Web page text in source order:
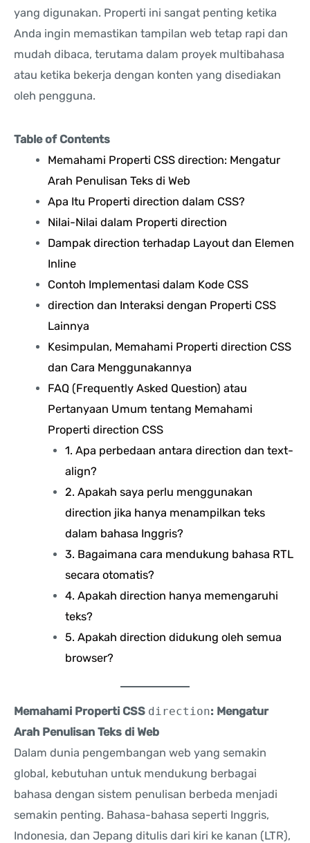
yang digunakan. Properti ini sangat penting ketika
Anda ingin memastikan tampilan web tetap rapi dan
mudah dibaca, terutama dalam proyek multibahasa
atau ketika bekerja dengan konten yang disediakan
oleh pengguna.
Table of Contents
Memahami Properti CSS direction: Mengatur
Arah Penulisan Teks di Web
Apa Itu Properti direction dalam CSS?
Nilai-Nilai dalam Properti direction
Dampak direction terhadap Layout dan Elemen
Inline
Contoh Implementasi dalam Kode CSS
direction dan Interaksi dengan Properti CSS
Lainnya
Kesimpulan, Memahami Properti direction CSS
dan Cara Menggunakannya
FAQ (Frequently Asked Question) atau
Pertanyaan Umum tentang Memahami
Properti direction CSS
1. Apa perbedaan antara direction dan text-
align?
2. Apakah saya perlu menggunakan
direction jika hanya menampilkan teks
dalam bahasa Inggris?
3. Bagaimana cara mendukung bahasa RTL
secara otomatis?
4. Apakah direction hanya memengaruhi
teks?
5. Apakah direction didukung oleh semua
browser?
Memahami Properti CSS direction: Mengatur
Arah Penulisan Teks di Web
Dalam dunia pengembangan web yang semakin
global, kebutuhan untuk mendukung berbagai
bahasa dengan sistem penulisan berbeda menjadi
semakin penting. Bahasa-bahasa seperti Inggris,
Indonesia, dan Jepang ditulis dari kiri ke kanan (LTR),